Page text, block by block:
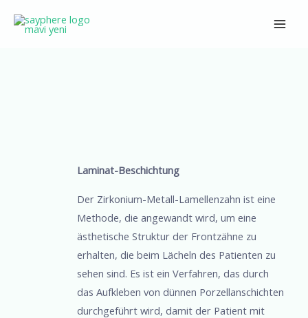
Inhalt
Laminat-Beschichtung
Der Zirkonium-Metall-Lamellenzahn ist eine
Methode, die angewandt wird, um eine
ästhetische Struktur der Frontzähne zu
erhalten, die beim Lächeln des Patienten zu
sehen sind. Es ist ein Verfahren, das durch
das Aufkleben von dünnen Porzellanschichten
durchgeführt wird, damit der Patient mit